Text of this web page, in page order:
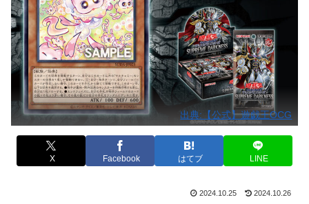
出典:【公式】遊戯王OCG
X Facebook はてブ LINE
2024.10.25 2024.10.26